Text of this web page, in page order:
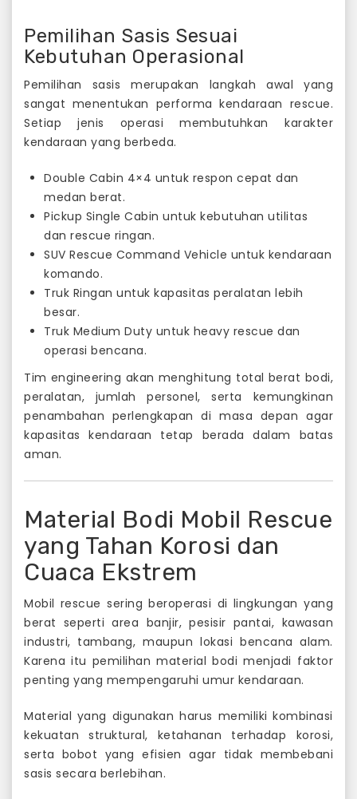
Pemilihan Sasis Sesuai
Kebutuhan Operasional
Pemilihan sasis merupakan langkah awal yang
sangat menentukan performa kendaraan rescue.
Setiap jenis operasi membutuhkan karakter
kendaraan yang berbeda.
Double Cabin 4×4 untuk respon cepat dan
medan berat.
Pickup Single Cabin untuk kebutuhan utilitas
dan rescue ringan.
SUV Rescue Command Vehicle untuk kendaraan
komando.
Truk Ringan untuk kapasitas peralatan lebih
besar.
Truk Medium Duty untuk heavy rescue dan
operasi bencana.
Tim engineering akan menghitung total berat bodi,
peralatan, jumlah personel, serta kemungkinan
penambahan perlengkapan di masa depan agar
kapasitas kendaraan tetap berada dalam batas
aman.
Material Bodi Mobil Rescue
yang Tahan Korosi dan
Cuaca Ekstrem
Mobil rescue sering beroperasi di lingkungan yang
berat seperti area banjir, pesisir pantai, kawasan
industri, tambang, maupun lokasi bencana alam.
Karena itu pemilihan material bodi menjadi faktor
penting yang mempengaruhi umur kendaraan.
Material yang digunakan harus memiliki kombinasi
kekuatan struktural, ketahanan terhadap korosi,
serta bobot yang efisien agar tidak membebani
sasis secara berlebihan.